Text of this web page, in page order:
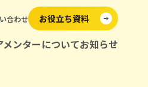
合わせ お役立ち資料
メンターについてお知らせ